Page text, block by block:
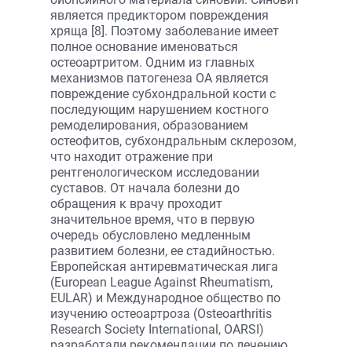
является предиктором повреждения
хряща [8]. Поэтому заболевание имеет
полное основание именоваться
остеоартритом. Одним из главных
механизмов патогенеза ОА является
повреждение субхондральной кости с
последующим нарушением костного
ремоделирования, образованием
остеофитов, субхондральным склерозом,
что находит отражение при
рентгенологическом исследовании
суставов. От начала болезни до
обращения к врачу проходит
значительное время, что в первую
очередь обусловлено медленным
развитием болезни, ее стадийностью.
Европейская антиревматическая лига
(European League Against Rheumatism,
EULAR) и Международное общество по
изучению остеоартроза (Osteoarthritis
Research Society International, OARSI)